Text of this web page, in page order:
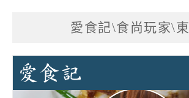
愛食記\食尚玩家\